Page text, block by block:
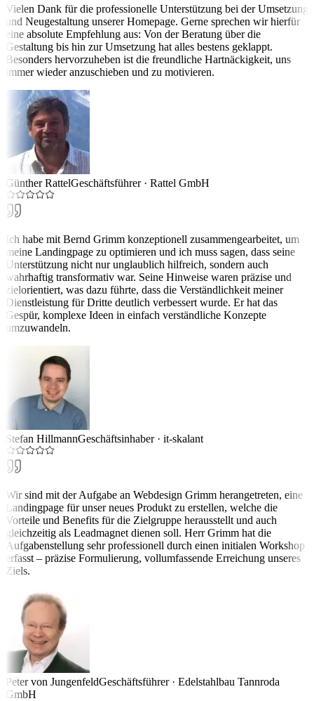
Vielen Dank für die professionelle Unterstützung bei der Umsetzung
und Neugestaltung unserer Homepage. Gerne sprechen wir hierfür
eine absolute Empfehlung aus: Von der Beratung über die
Gestaltung bis hin zur Umsetzung hat alles bestens geklappt.
Besonders hervorzuheben ist die freundliche Hartnäckigkeit, uns
immer wieder anzuschieben und zu motivieren.
Günther RattelGeschäftsführer· Rattel GmbH
Ich habe mit Bernd Grimm konzeptionell zusammengearbeitet, um
meine Landingpage zu optimieren und ich muss sagen, dass seine
Unterstützung nicht nur unglaublich hilfreich, sondern auch
wahrhaftig transformativ war. Seine Hinweise waren präzise und
zielorientiert, was dazu führte, dass die Verständlichkeit meiner
Dienstleistung für Dritte deutlich verbessert wurde. Er hat das
Gespür, komplexe Ideen in einfach verständliche Konzepte
umzuwandeln.
Stefan HillmannGeschäftsinhaber· it-skalant
Wir sind mit der Aufgabe an Webdesign Grimm herangetreten, eine
Landingpage für unser neues Produkt zu erstellen, welche die
Vorteile und Benefits für die Zielgruppe herausstellt und auch
gleichzeitig als Leadmagnet dienen soll. Herr Grimm hat die
Aufgabenstellung sehr professionell durch einen initialen Workshop
erfasst – präzise Formulierung, vollumfassende Erreichung unseres
Ziels.
Peter von JungenfeldGeschäftsführer· Edelstahlbau Tannroda
GmbH